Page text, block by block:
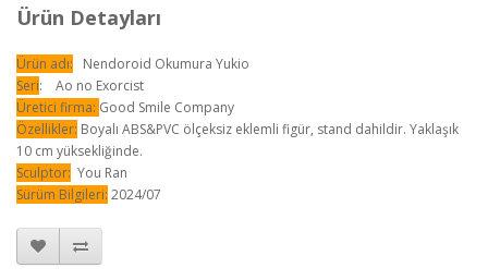
Ürün Detayları
Ürün adı: Nendoroid Okumura Yukio
Seri: Ao no Exorcist
Üretici firma: Good Smile Company
Özellikler: Boyalı ABS&PVC ölçeksiz eklemli figür, stand dahildir. Yaklaşık
10 cm yüksekliğinde.
Sculptor: You Ran
Sürüm Bilgileri: 2024/07